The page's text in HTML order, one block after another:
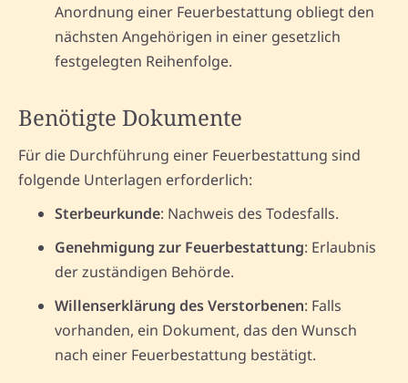
Anordnung einer Feuerbestattung obliegt den
nächsten Angehörigen in einer gesetzlich
festgelegten Reihenfolge.
Benötigte Dokumente
Für die Durchführung einer Feuerbestattung sind
folgende Unterlagen erforderlich:
Sterbeurkunde: Nachweis des Todesfalls.
Genehmigung zur Feuerbestattung: Erlaubnis
der zuständigen Behörde.
Willenserklärung des Verstorbenen: Falls
vorhanden, ein Dokument, das den Wunsch
nach einer Feuerbestattung bestätigt.